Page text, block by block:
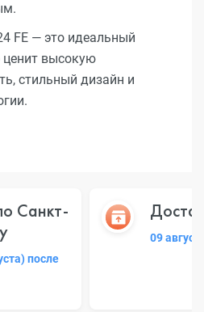
FE — это идеальный
ценит высокую
стильный дизайн и
Санкт-
после
09